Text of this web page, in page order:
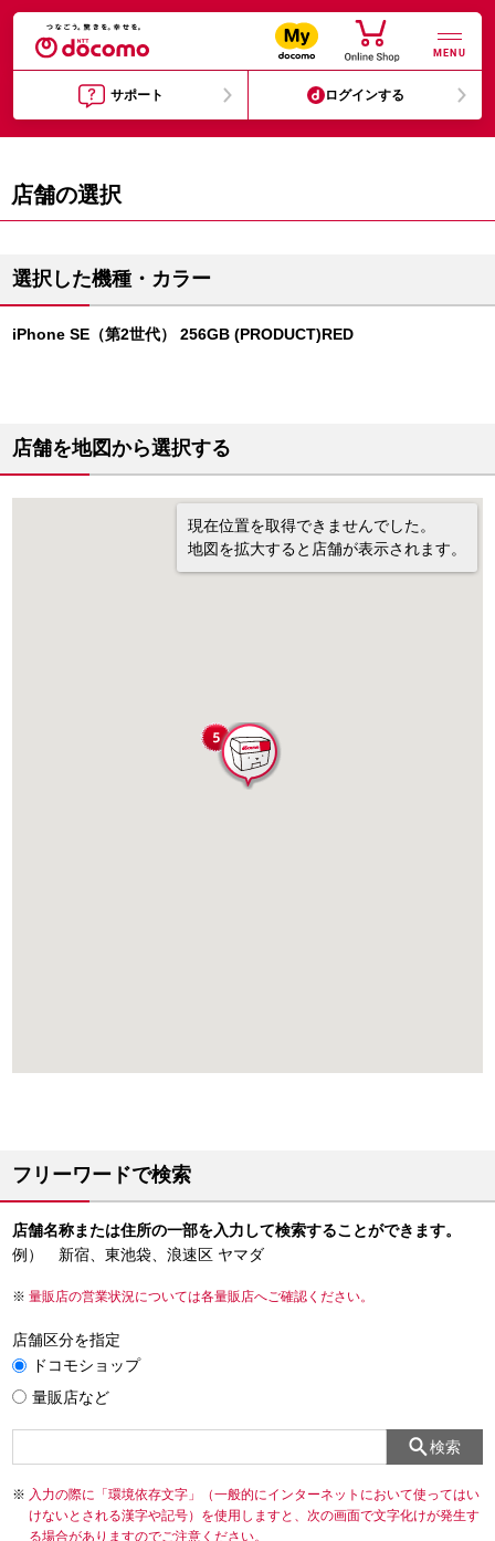
MENU
サポート ログインする
店舗の選択
選択した機種・カラー
iPhone SE（第2世代） 256GB (PRODUCT)RED
店舗を地図から選択する
現在位置を取得できませんでした。
地図を拡大すると店舗が表示されます。
フリーワードで検索
店舗名称または住所の一部を入力して検索することができます。
例） 新宿、東池袋、浪速区 ヤマダ
量販店の営業状況については各量販店へご確認ください。
店舗区分を指定
ドコモショップ
量販店など
検索
入力の際に「環境依存文字」（一般的にインターネットにおいて使ってはい
けないとされる漢字や記号）を使用しますと、次の画面で文字化けが発生す
る場合がありますのでご注意ください。